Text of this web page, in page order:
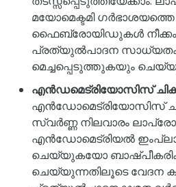
മയോമെക്ടമി
ഫൈബ്രോയിഡുകൾ
പ്രത്യുൽപാദന
മെച്ചപ്പെടുത്തുകയും
എൻഡമെട്രിയോസിസ്
എൻഡോമെട്രിയോസിസ്
സ്വർണ്ണ നിലവാരം
എൻഡോമെട്രിയൽ
ചെയ്യുകയോ
ചെയ്യുന്നതിലൂടെ വേദന